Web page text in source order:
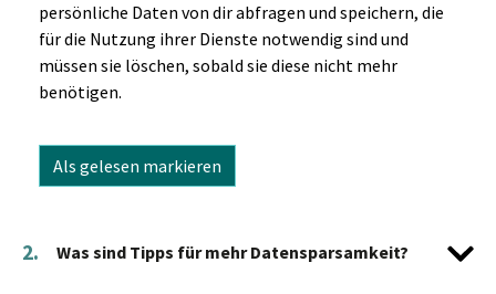
persönliche Daten von dir abfragen und speichern, die
für die Nutzung ihrer Dienste notwendig sind und
müssen sie löschen, sobald sie diese nicht mehr
benötigen.
Als gelesen markieren
2. Was sind Tipps für mehr Datensparsamkeit?